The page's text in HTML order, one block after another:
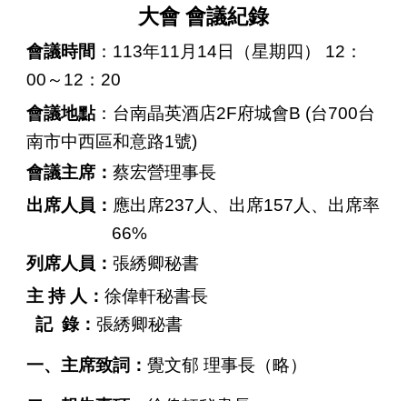
大會 會議紀錄
會議時間 ： 113年11月 14 日（星期四） 12 ：
00 ～ 12 ： 20
會議地點：台南晶英酒店2F府城會B (台700台
南市中西區和意路1號)
會議主席：蔡宏營理事長
出席人員： 應出席237人、出席157人、出席率
66%
列席人員： 張綉卿秘書
主 持 人：徐偉軒秘書長
記 錄： 張綉卿秘書
一、主席致詞：覺文郁 理事長（略）